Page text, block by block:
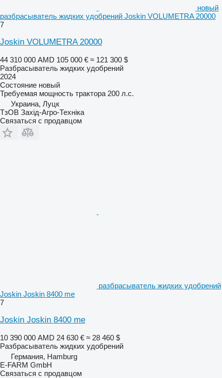
новый
разбрасыватель жидких удобрений Joskin VOLUMETRA 20000
7
Joskin VOLUMETRA 20000
44 310 000 AMD 105 000 € ≈ 121 300 $
Разбрасыватель жидких удобрений
2024
Состояние новый
Требуемая мощность трактора 200 л.с.
Украина, Луцк
ТзОВ Захід-Агро-Техніка
Связаться с продавцом
разбрасыватель жидких удобрений
Joskin Joskin 8400 me
7
Joskin Joskin 8400 me
10 390 000 AMD 24 630 € ≈ 28 460 $
Разбрасыватель жидких удобрений
Германия, Hamburg
E-FARM GmbH
Связаться с продавцом